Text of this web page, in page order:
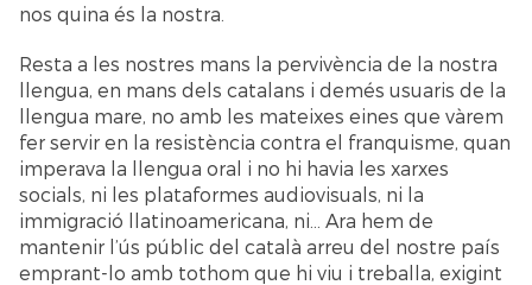
nos quina és la nostra.
Resta a les nostres mans la pervivència de la nostra
llengua, en mans dels catalans i demés usuaris de la
llengua mare, no amb les mateixes eines que vàrem
fer servir en la resistència contra el franquisme, quan
imperava la llengua oral i no hi havia les xarxes
socials, ni les plataformes audiovisuals, ni la
immigració llatinoamericana, ni... Ara hem de
mantenir l’ús públic del català arreu del nostre país
emprant-lo amb tothom que hi viu i treballa, exigint